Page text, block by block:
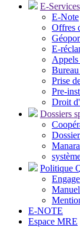
E-Services
E-Note
Offres
E-
Prise
Pre-
Droit
Dossiers
Politique
E-NOTE
Espace MRE